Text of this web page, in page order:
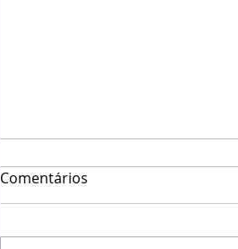
Comentários